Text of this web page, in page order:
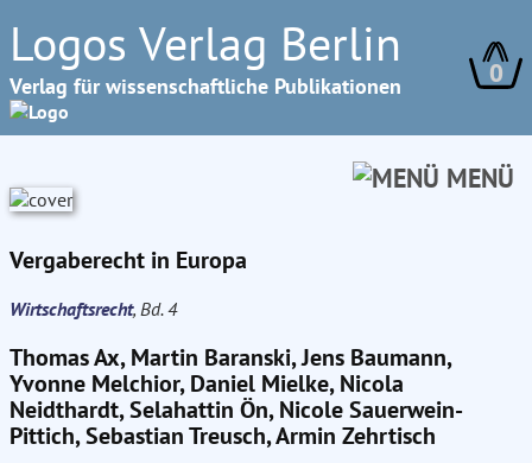
Logos Verlag Berlin
Verlag für wissenschaftliche Publikationen 0
MENÜ
Vergaberecht in Europa
Wirtschaftsrecht, Bd. 4
Thomas Ax, Martin Baranski, Jens Baumann,
Yvonne Melchior, Daniel Mielke, Nicola
Neidthardt, Selahattin Ön, Nicole Sauerwein-
Pittich, Sebastian Treusch, Armin Zehrtisch